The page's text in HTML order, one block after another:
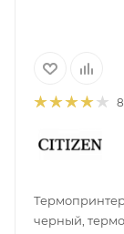
8
Термопринтер
черный,